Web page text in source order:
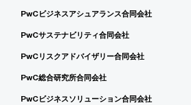
PwCビジネスアシュアランス合同会社
PwCサステナビリティ合同会社
PwCリスクアドバイザリー合同会社
PwC総合研究所合同会社
PwCビジネスソリューション合同会社